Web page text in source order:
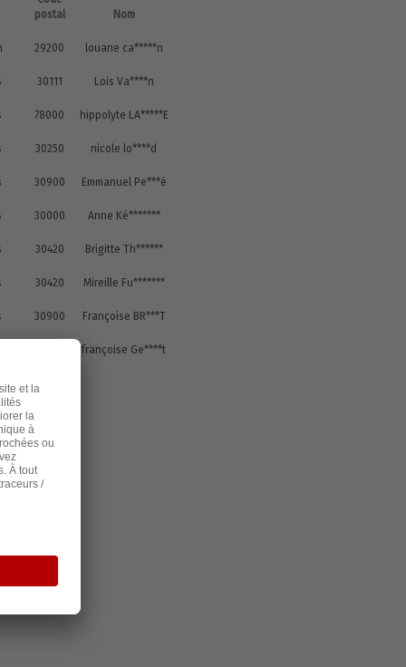
postal
Nom
29200 louane ca*****n
30111 Lois Va****n
78000 hippolyte LA*****E
30250 nicole lo****d
30900 Emmanuel Pe***é
30000 Anne Ké*******
30420 Brigitte Th******
30420 Mireille Fu*******
30900 Françoise BR***T
françoise Ge****t